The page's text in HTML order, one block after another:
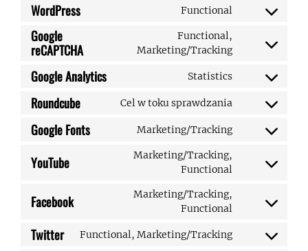
WordPress Functional
Consent
service
Google
reCAPTCHA
Functional,
Marketing/Tracking
Consent
service
recaptcha
Google Analytics Statistics
Consent
service
google-
Roundcube Cel w toku sprawdzania
Consent
service
Google Fonts Marketing/Tracking
Consent
service
YouTube
Marketing/Tracking,
Functional
Consent
service
Facebook
Marketing/Tracking,
Functional
Consent
service
Twitter Functional, Marketing/Tracking
Consent